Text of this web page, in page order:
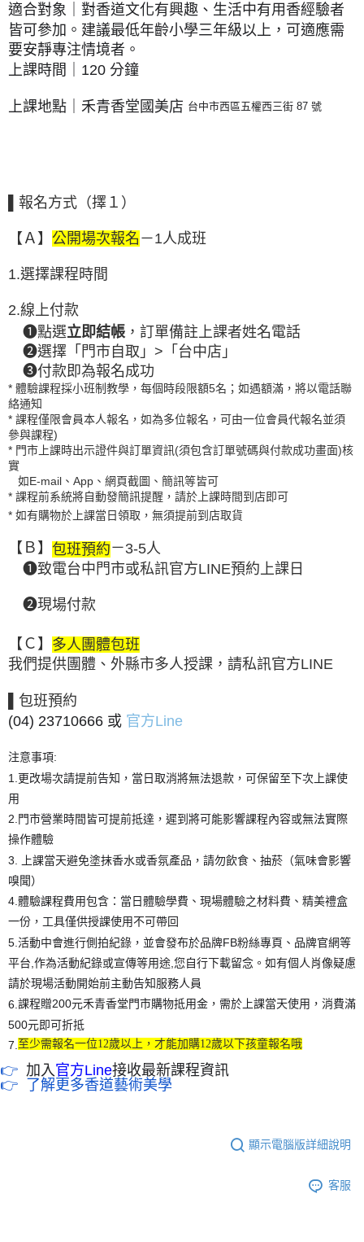
適合對象｜對香道文化有興趣、生活中有用香經驗者
皆可參加。建議最低年齡小學三年級以上，可適應需
要安靜專注情境者。
上課時間｜120 分鐘
上課地點｜禾青香堂國美店 台中市西區五權西三街 87 號
報名方式（擇１）
【Ａ】 公開場次報名 －1人成班
1.選擇課程時間
2.線上付款
❶點選立即結帳 ，訂單備註 上課者姓名電話
❷選擇「門市自取」>「台中店」
❸付款即為報名成功
* 體驗課程採小班制教學，每個時段限額5名；如遇額滿，將以電話聯
絡通知
* 課程僅限會員本人報名，如為多位報名，可由一位會員代報名並須
參與課程)
* 門市上課時出示證件與訂單資訊(須包含訂單號碼與付款成功畫面)核
實
如E-mail、App、網頁截圖、簡訊等皆可
* 課程前系統將自動發簡訊提醒，請於上課時間到店即可
* 如有購物於上課當日領取，無須提前到店取貨
【Ｂ】 包班預約－3-5人
❶致電台中門市或私訊官方LINE預約上課日
❷現場付款
【Ｃ】 多人團體包班
我們提供團體、外縣市多人授課，請私訊官方LINE
▌包班預約
(04) 23710666 或 官方Line
注意事項:
1. 更改場次請提前告知， 當日取消將無法退款，可保留至下次上課使
用
2.門市營業時間皆可提前抵達 ，遲到將可能影響課程內容或無法實際
操作體驗
3.
上課當天避免塗抹香水或香氛產品，請勿飲食、抽菸（氣味會影響
嗅聞）
4. 體驗課程費用包含：當日體驗學費、現場體驗之材料費、精美禮盒
一份，工具僅供授課使用不可帶回
5. 活動中會進行側拍紀錄，並會發布於品牌FB粉絲專頁、品牌官網等
平台,作為活動紀錄或宣傳等用途,您自行下載留念。如有個人肖像疑慮
請於現場活動開始前主動告知服務人員
6. 課程贈200元禾青香堂門市購物抵用金，需於上課當天使用，消費滿
500元即可折抵
7. 至少需報名一位12歲以上，才能加購12歲以下孩童報名哦
👉 加入 官方Line接收最新課程資訊
👉 了解更多香道藝術美學
顯示電腦版詳細說明
客服